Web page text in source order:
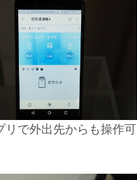
リで外出先からも操作可